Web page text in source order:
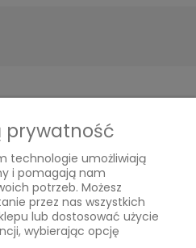
prywatność
technologie umożliwiają
i pomagają nam
potrzeb. Możesz
przez nas wszystkich
lub dostosować użycie
wybierając opcję